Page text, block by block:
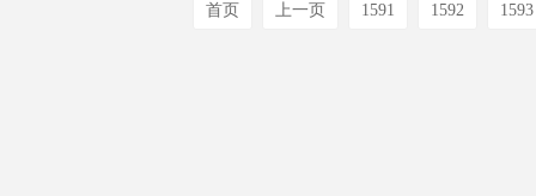
首页 上一页 1591 1592 1593